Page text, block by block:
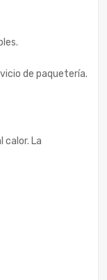
de paquetería.
calor. La